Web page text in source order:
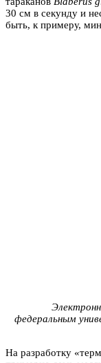
30 см в секунду и
быть, к примеру,
федеральным
На разработку